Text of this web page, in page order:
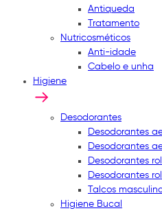
Antiqueda
Tratamento
Nutricosméticos
Anti-idade
Cabelo e unha
Higiene
Desodorantes
Desodorantes
Desodorantes
Desodorantes
Desodorantes
Talcos
Higiene Bucal